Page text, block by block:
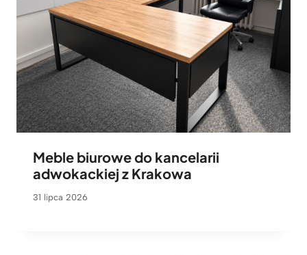
Meble biurowe do kancelarii
adwokackiej z Krakowa
31 lipca 2026